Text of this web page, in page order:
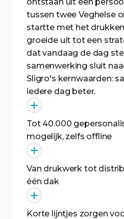
tussen twee Veghelse
startte met het
groeide uit tot een
dat vandaag de dag
samenwerking sluit
Sligro's kernwaarden:
iedere dag beter.
Tot 40.000
mogelijk, zelfs offline
Van drukwerk tot
één dak
Korte lijntjes zorgen